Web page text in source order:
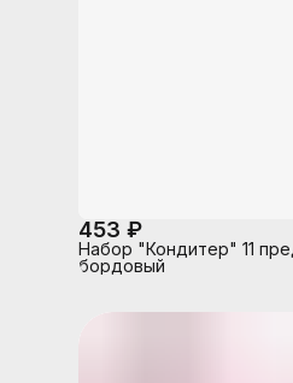
453 ₽
Набор "Кондитер" 11
бордовый